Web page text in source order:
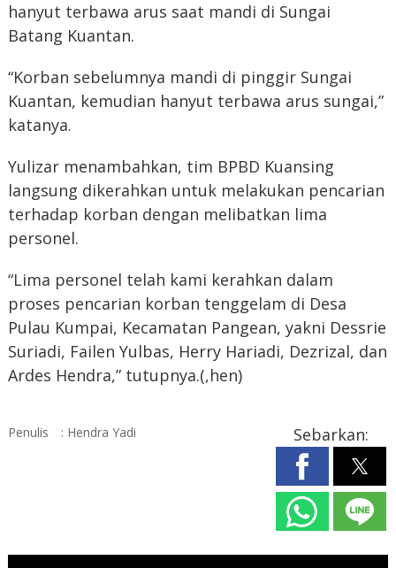
hanyut terbawa arus saat mandi di Sungai
Batang Kuantan.
“Korban sebelumnya mandi di pinggir Sungai
Kuantan, kemudian hanyut terbawa arus sungai,”
katanya.
Yulizar menambahkan, tim BPBD Kuansing
langsung dikerahkan untuk melakukan pencarian
terhadap korban dengan melibatkan lima
personel.
“Lima personel telah kami kerahkan dalam
proses pencarian korban tenggelam di Desa
Pulau Kumpai, Kecamatan Pangean, yakni Dessrie
Suriadi, Failen Yulbas, Herry Hariadi, Dezrizal, dan
Ardes Hendra,” tutupnya.(,hen)
Penulis : Hendra Yadi Sebarkan: